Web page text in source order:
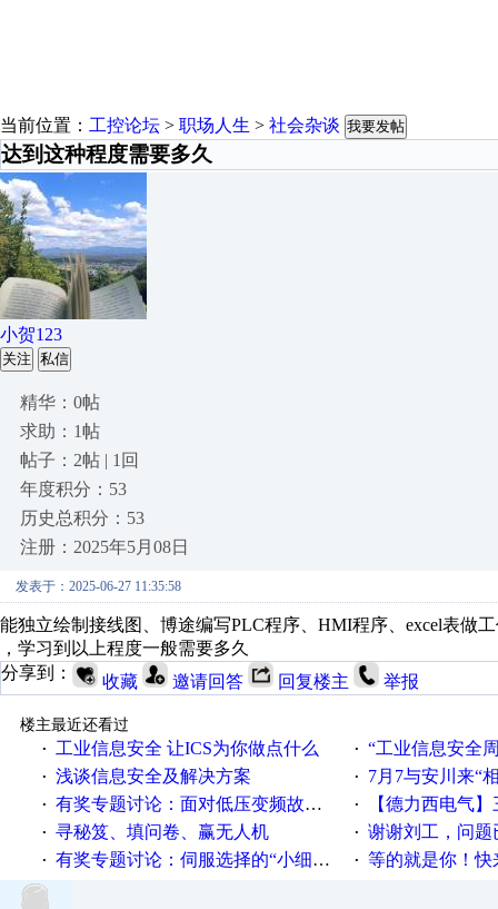
当前位置： 工控论坛 > 职场人生 > 社会杂谈 我要发帖
达到这种程度需要多久
小贺123
关注 私信
精华：0帖
求助：1帖
帖子：2帖 | 1回
年度积分：53
历史总积分：53
注册：2025年5月08日
发表于：2025-06-27 11:35:58
能独立绘制接线图、博途编写PLC程序、HMI程序、excel表做
，学习到以上程度一般需要多久
分享到：
收藏 邀请回答 回复楼主 举报
楼主最近还看过
·
工业信息安全 让ICS为你做点什么 · “工业信息安全周之我见”
· 浅谈信息安全及解决方案 · 7月7与安川来“
· 有奖专题讨论：面对低压变频故障，老手是这样解决的！ · 【德力西电气】三
· 寻秘笈、填问卷、赢无人机 · 谢谢刘工，问题
· 有奖专题讨论：伺服选择的“小细节大学问”奖励公告 · 等的就是你！快来